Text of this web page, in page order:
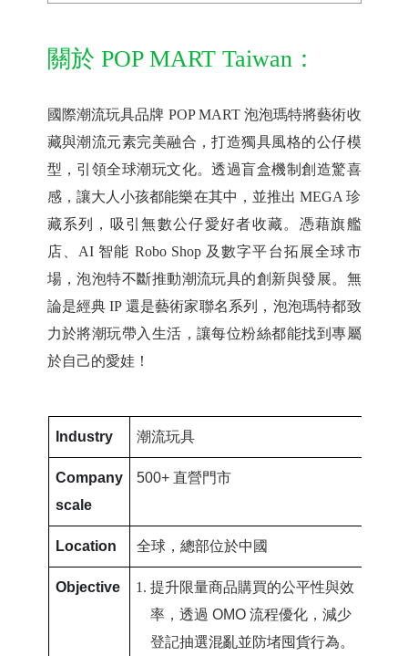
關於 POP MART Taiwan：
國際潮流玩具品牌 POP MART 泡泡瑪特將藝術收
藏與潮流元素完美融合，打造獨具風格的公仔模
型，引領全球潮玩文化。透過盲盒機制創造驚喜
感，讓大人小孩都能樂在其中，並推出 MEGA 珍
藏系列，吸引無數公仔愛好者收藏。憑藉旗艦
店、AI 智能 Robo Shop 及數字平台拓展全球市
場，泡泡特不斷推動潮流玩具的創新與發展。無
論是經典 IP 還是藝術家聯名系列，泡泡瑪特都致
力於將潮玩帶入生活，讓每位粉絲都能找到專屬
於自己的愛娃！
Industry 潮流玩具
Company
scale
500+ 直營門市
Location 全球，總部位於中國
Objective
提升限量商品購買的公平性與效
率，透過 OMO 流程優化，減少
登記抽選混亂並防堵囤貨行為。